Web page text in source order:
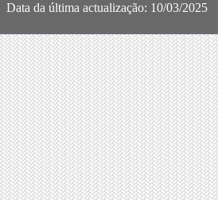
Data da última actualização: 10/03/2025